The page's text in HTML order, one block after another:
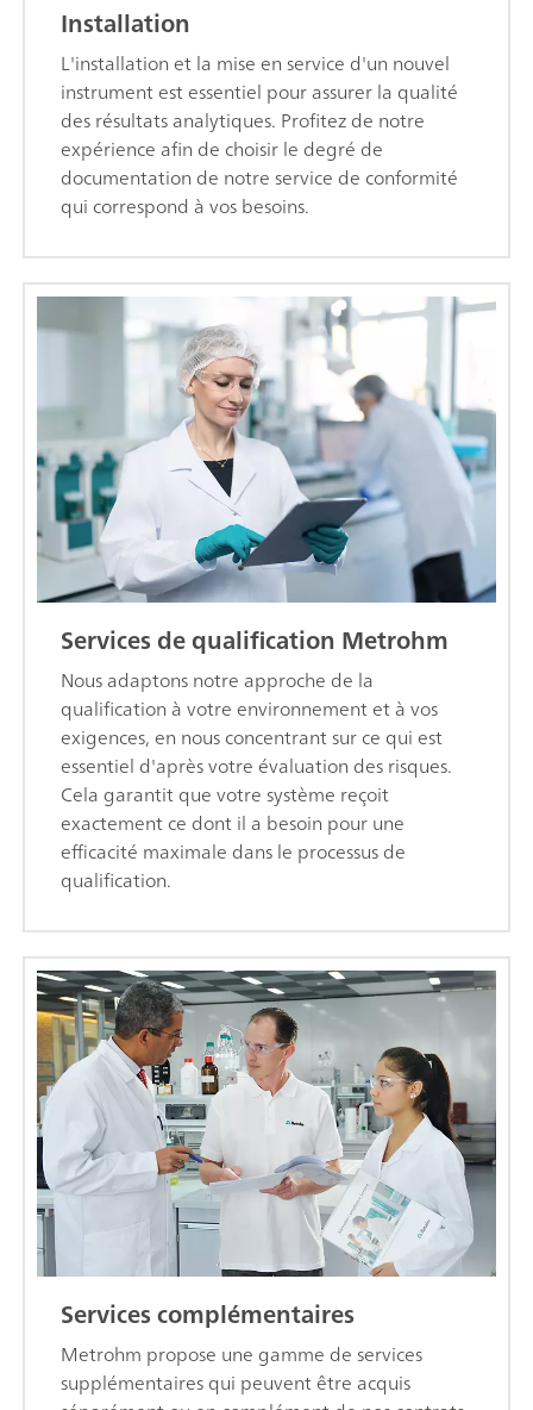
Installation
L'installation et la mise en service d'un nouvel
instrument est essentiel pour assurer la qualité
des résultats analytiques. Profitez de notre
expérience afin de choisir le degré de
documentation de notre service de conformité
qui correspond à vos besoins.
Services de qualification Metrohm
Nous adaptons notre approche de la
qualification à votre environnement et à vos
exigences, en nous concentrant sur ce qui est
essentiel d'après votre évaluation des risques.
Cela garantit que votre système reçoit
exactement ce dont il a besoin pour une
efficacité maximale dans le processus de
qualification.
Services complémentaires
Metrohm propose une gamme de services
supplémentaires qui peuvent être acquis